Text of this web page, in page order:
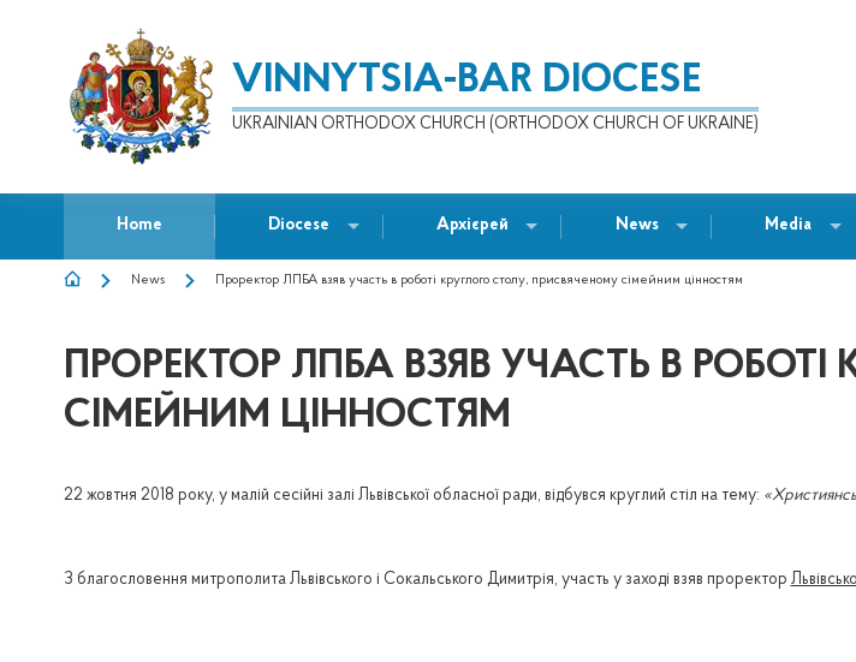
VINNYTSIA-BAR DIOCESE
UKRAINIAN ORTHODOX CHURCH (ORTHODOX CHURCH OF UKRAINE)
Home Diocese Архієрей News Media
BREADCRUMB
News Проректор ЛПБА взяв участь в роботі круглого столу, присвяченому сімейним цінностям
ПРОРЕКТОР ЛПБА ВЗЯВ УЧАСТЬ В
СІМЕЙНИМ ЦІННОСТЯМ
22 жовтня 2018 року, у малій сесійні залі Львівської обласної ради, відбувся круглий стіл на тему:
З благословення митрополита Львівського і Сокальського Димитрія, участь у заході взяв проректор